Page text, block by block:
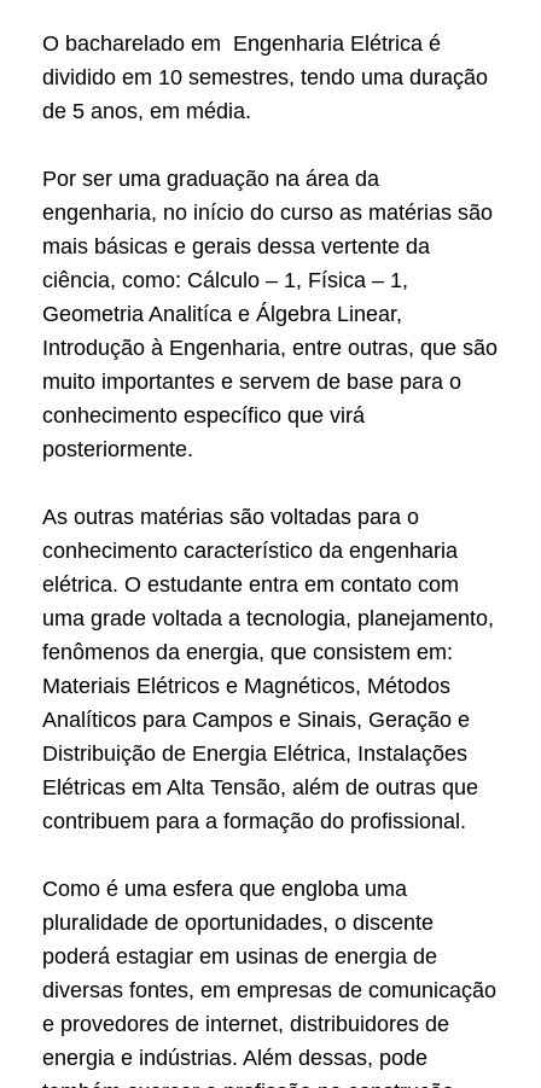
O bacharelado em Engenharia Elétrica é
dividido em 10 semestres, tendo uma duração
de 5 anos, em média.
Por ser uma graduação na área da
engenharia, no início do curso as matérias são
mais básicas e gerais dessa vertente da
ciência, como: Cálculo – 1, Física – 1,
Geometria Analitíca e Álgebra Linear,
Introdução à Engenharia, entre outras, que são
muito importantes e servem de base para o
conhecimento específico que virá
posteriormente.
As outras matérias são voltadas para o
conhecimento característico da engenharia
elétrica. O estudante entra em contato com
uma grade voltada a tecnologia, planejamento,
fenômenos da energia, que consistem em:
Materiais Elétricos e Magnéticos, Métodos
Analíticos para Campos e Sinais, Geração e
Distribuição de Energia Elétrica, Instalações
Elétricas em Alta Tensão, além de outras que
contribuem para a formação do profissional.
Como é uma esfera que engloba uma
pluralidade de oportunidades, o discente
poderá estagiar em usinas de energia de
diversas fontes, em empresas de comunicação
e provedores de internet, distribuidores de
energia e indústrias. Além dessas, pode